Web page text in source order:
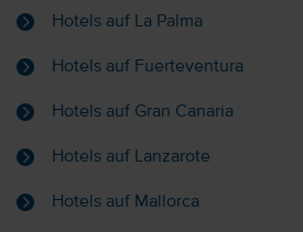
Hotels auf La Palma
Hotels auf Fuerteventura
Hotels auf Gran Canaria
Hotels auf Lanzarote
Hotels auf Mallorca